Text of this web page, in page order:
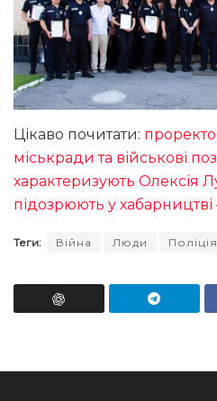
Цікаво почитати:
міськради та військові
характеризують Олексія
підозрюють у хабарництві
Теги: Війна Люди Поліція